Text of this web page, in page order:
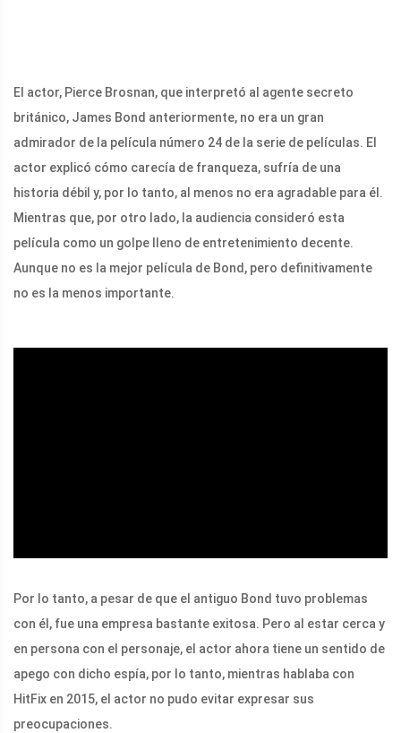
El actor, Pierce Brosnan, que interpretó al agente secreto
británico, James Bond anteriormente, no era un gran
admirador de la película número 24 de la serie de películas. El
actor explicó cómo carecía de franqueza, sufría de una
historia débil y, por lo tanto, al menos no era agradable para él.
Mientras que, por otro lado, la audiencia consideró esta
película como un golpe lleno de entretenimiento decente.
Aunque no es la mejor película de Bond, pero definitivamente
no es la menos importante.
Por lo tanto, a pesar de que el antiguo Bond tuvo problemas
con él, fue una empresa bastante exitosa. Pero al estar cerca y
en persona con el personaje, el actor ahora tiene un sentido de
apego con dicho espía, por lo tanto, mientras hablaba con
HitFix en 2015, el actor no pudo evitar expresar sus
preocupaciones.